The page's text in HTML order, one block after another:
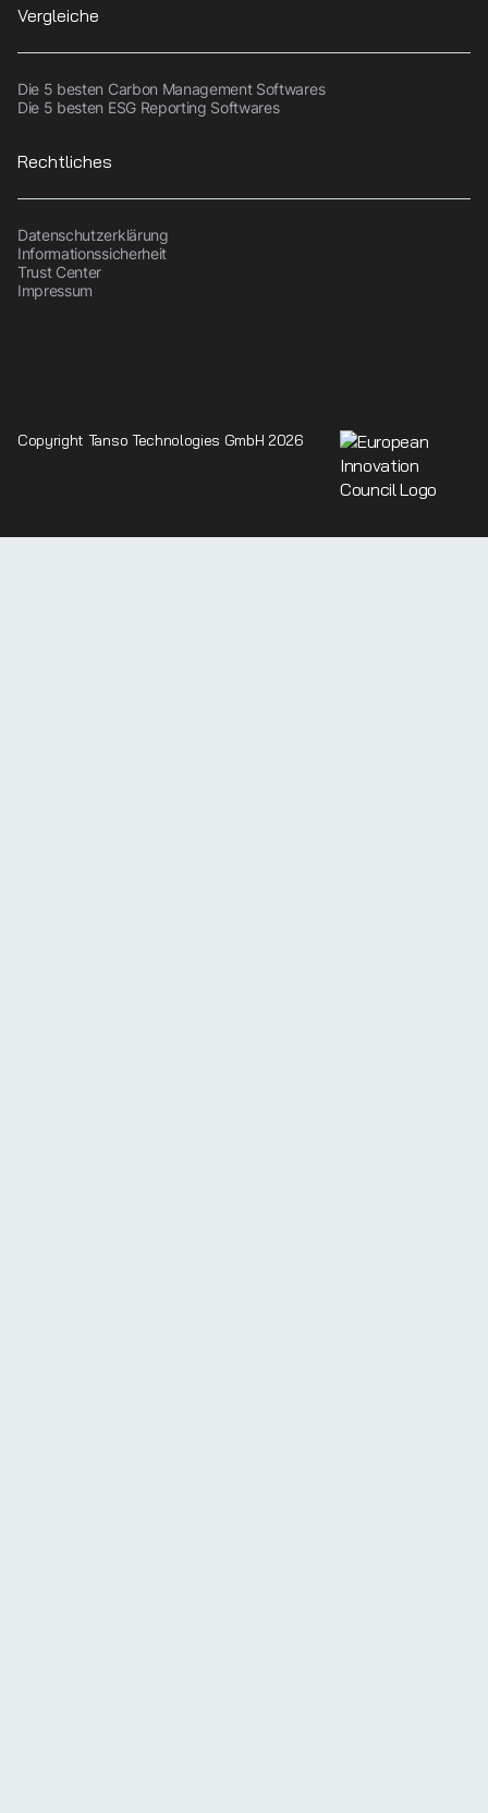
Vergleiche
Die 5 besten Carbon Management Softwares
Die 5 besten ESG Reporting Softwares
Rechtliches
Datenschutzerklärung
Informationssicherheit
Trust Center
Impressum
Copyright Tanso Technologies GmbH 2026